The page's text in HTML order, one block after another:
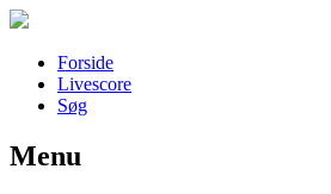
Forside
Livescore
Søg
Наши партнеры
Menu